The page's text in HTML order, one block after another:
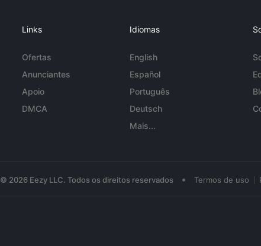
Links
Ofertas
Anunciantes
Apoio
DMCA
Idiomas
English
Español
Português
Deutsch
Mais...
© 2026 Eezy LLC. Todos os direitos reservados • Termos de uso